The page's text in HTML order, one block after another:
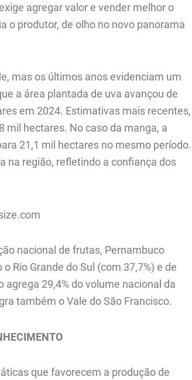
agregar valor e vender melhor o
o produtor, de olho no novo panorama
mas os últimos anos evidenciam um
a área plantada de uva avançou de
em 2024. Estimativas mais recentes,
mil hectares. No caso da manga, a
21,1 mil hectares no mesmo período.
na região, refletindo a confiança dos
nacional de frutas, Pernambuco
Rio Grande do Sul (com 37,7%) e de
agrega 29,4% do volume nacional da
também o Vale do São Francisco.
que favorecem a produção de